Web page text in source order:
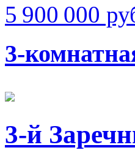
5 900 000
3-
3-й